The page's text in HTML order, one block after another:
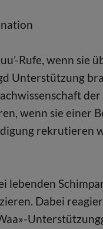
Rufe, wenn sie
Unterstützung
wenn sie einer
rekrutieren
lebenden
Dabei